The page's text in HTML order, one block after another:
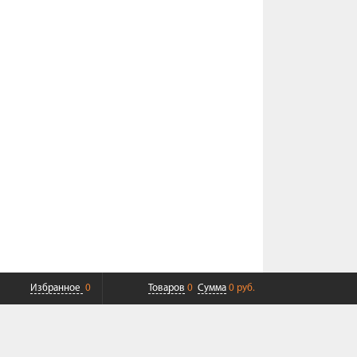
Избранное 0 Товаров 0 Сумма 0 руб.